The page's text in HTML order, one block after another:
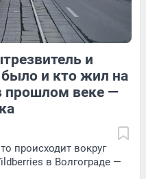
65 1
и
и кто жил на
прошлом веке —
происходит вокруг
в Волгограде —